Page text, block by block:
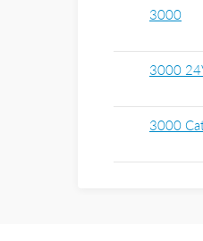
3000
3000
3000